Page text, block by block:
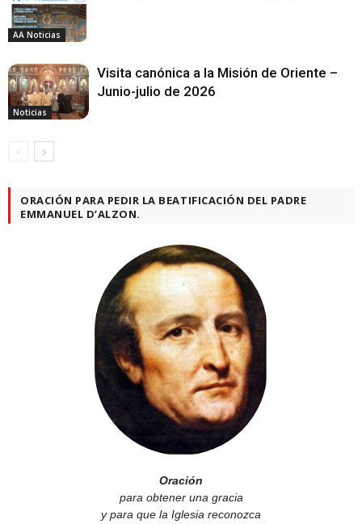
AA Noticias
Noticias
Visita canónica a la Misión de Oriente –
Junio-julio de 2026
ORACIÓN PARA PEDIR LA BEATIFICACIÓN DEL PADRE
EMMANUEL D’ALZON.
Oración
para obtener una gracia
y para que la Iglesia reconozca